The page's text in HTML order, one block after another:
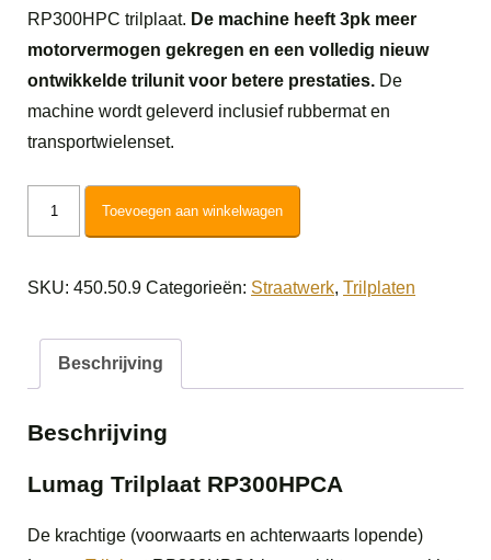
RP300HPC trilplaat. De machine heeft 3pk meer
motorvermogen gekregen en een volledig nieuw
ontwikkelde trilunit voor betere prestaties. De
machine wordt geleverd inclusief rubbermat en
transportwielenset.
Trilplaat
aantal
Toevoegen aan winkelwagen
SKU: 450.50.9 Categorieën: Straatwerk, Trilplaten
Beschrijving
Beschrijving
Lumag Trilplaat RP300HPCA
De krachtige (voorwaarts en achterwaarts lopende)